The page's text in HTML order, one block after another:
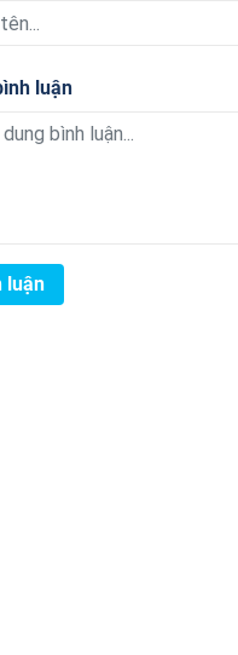
luận